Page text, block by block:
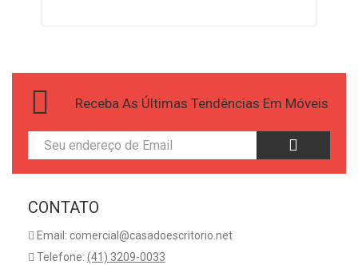
Receba As Últimas Tendências Em Móveis
CONTATO
Email: comercial@casadoescritorio.net
Telefone: (41) 3209-0033